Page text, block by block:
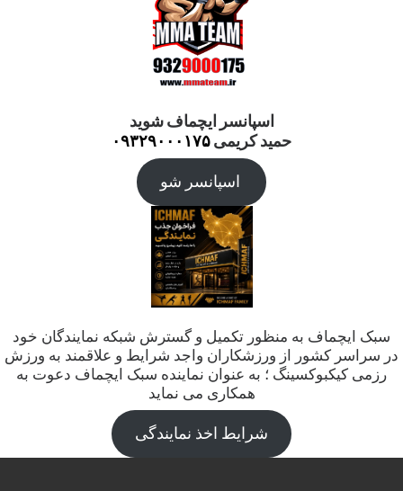
اسپانسر ایچماف شوید
حمید کریمی۰۹۳۲۹۰۰۰۱۷۵
اسپانسر شو
سبک ایچماف به منظور تکمیل و گسترش شبکه نمایندگان خود
در سراسر کشور از ورزشکاران واجد شرایط و علاقمند به ورزش
رزمی کیکبوکسینگ ؛ به عنوان نماینده سبک ایچماف دعوت به
همکاری می نماید
شرایط اخذ نمایندگی